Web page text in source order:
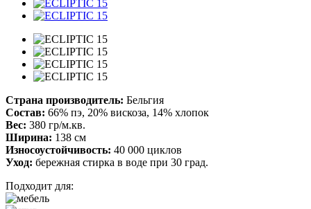
Страна производитель: Бельгия
Состав: 66% пэ, 20% вискоза, 14% хлопок
Вес: 380 гр/м.кв.
Ширина: 138 см
Износоустойчивость: 40 000 циклов
Уход: бережная стирка в воде при 30 град.
Подходит для: